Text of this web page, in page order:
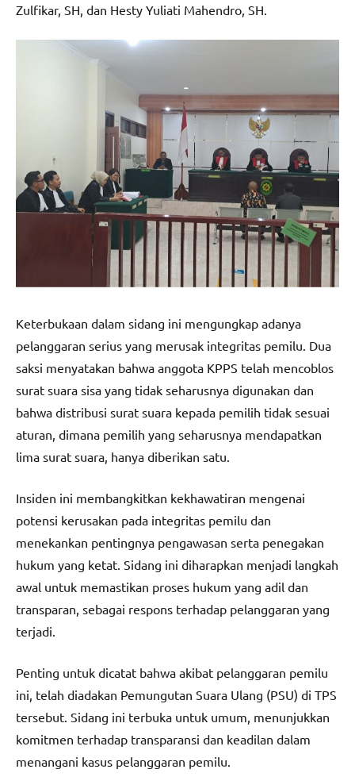
Zulfikar, SH, dan Hesty Yuliati Mahendro, SH.
Keterbukaan dalam sidang ini mengungkap adanya
pelanggaran serius yang merusak integritas pemilu. Dua
saksi menyatakan bahwa anggota KPPS telah mencoblos
surat suara sisa yang tidak seharusnya digunakan dan
bahwa distribusi surat suara kepada pemilih tidak sesuai
aturan, dimana pemilih yang seharusnya mendapatkan
lima surat suara, hanya diberikan satu.
Insiden ini membangkitkan kekhawatiran mengenai
potensi kerusakan pada integritas pemilu dan
menekankan pentingnya pengawasan serta penegakan
hukum yang ketat. Sidang ini diharapkan menjadi langkah
awal untuk memastikan proses hukum yang adil dan
transparan, sebagai respons terhadap pelanggaran yang
terjadi.
Penting untuk dicatat bahwa akibat pelanggaran pemilu
ini, telah diadakan Pemungutan Suara Ulang (PSU) di TPS
tersebut. Sidang ini terbuka untuk umum, menunjukkan
komitmen terhadap transparansi dan keadilan dalam
menangani kasus pelanggaran pemilu.